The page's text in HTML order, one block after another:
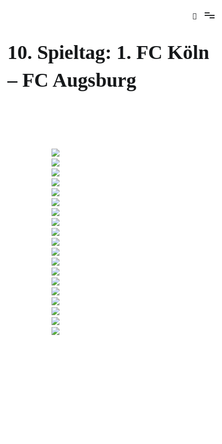
10. Spieltag: 1. FC Köln
– FC Augsburg